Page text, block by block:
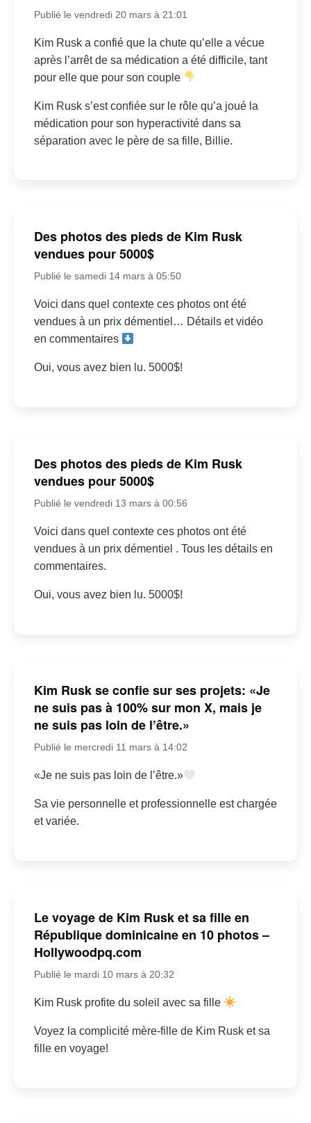
Publié le vendredi 20 mars à 21:01
Kim Rusk a confié que la chute qu’elle a vécue
après l’arrêt de sa médication a été difficile, tant
pour elle que pour son couple
Kim Rusk s’est confiée sur le rôle qu’a joué la
médication pour son hyperactivité dans sa
séparation avec le père de sa fille, Billie.
Des photos des pieds de Kim Rusk
vendues pour 5000$
Publié le samedi 14 mars à 05:50
Voici dans quel contexte ces photos ont été
vendues à un prix démentiel… Détails et vidéo
en commentaires
Oui, vous avez bien lu. 5000$!
Des photos des pieds de Kim Rusk
vendues pour 5000$
Publié le vendredi 13 mars à 00:56
Voici dans quel contexte ces photos ont été
vendues à un prix démentiel . Tous les détails en
commentaires.
Oui, vous avez bien lu. 5000$!
Kim Rusk se confie sur ses projets: «Je
ne suis pas à 100% sur mon X, mais je
ne suis pas loin de l’être.»
Publié le mercredi 11 mars à 14:02
«Je ne suis pas loin de l’être.»
Sa vie personnelle et professionnelle est chargée
et variée.
Le voyage de Kim Rusk et sa fille en
République dominicaine en 10 photos –
Hollywoodpq.com
Publié le mardi 10 mars à 20:32
Kim Rusk profite du soleil avec sa fille
Voyez la complicité mère-fille de Kim Rusk et sa
fille en voyage!